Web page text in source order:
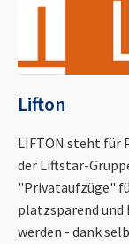
Lifton
LIFTON steht für
der Liftstar-
"Privataufzüge"
platzsparend und
werden - dank